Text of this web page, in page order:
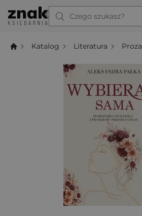
Czego szukasz?
Katalog Literatura Proza